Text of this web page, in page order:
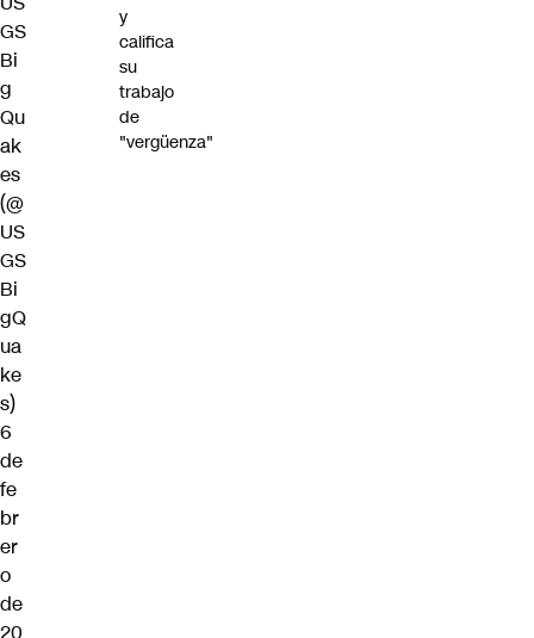
GS
Bi
g
Qu
ak
es
(@
US
GS
Bi
gQ
ua
ke
s)
6
de
fe
br
er
o
de
20
y
califica
su
trabajo
de
"vergüenza"